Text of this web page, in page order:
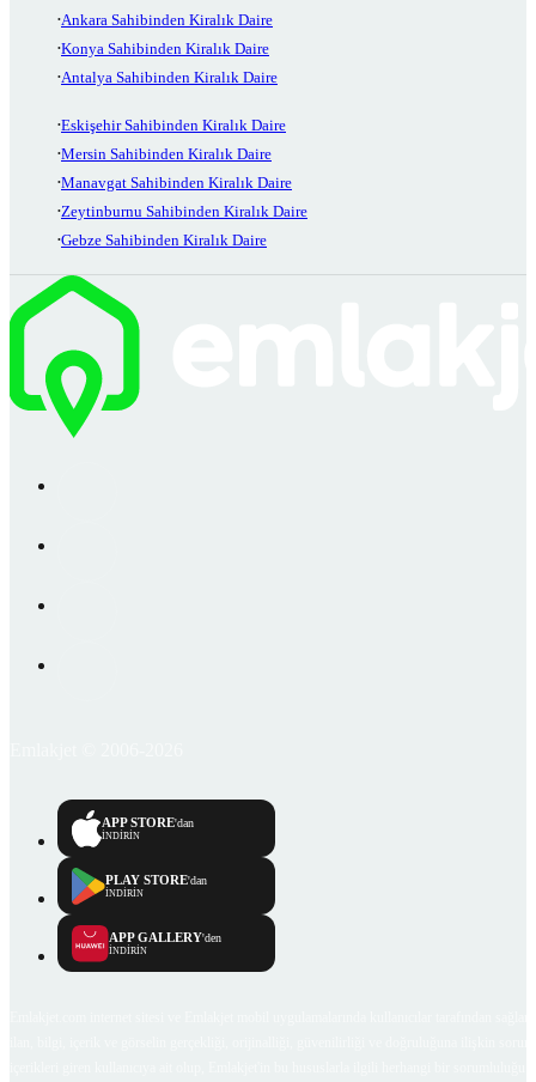
Ankara Sahibinden Kiralık Daire
Konya Sahibinden Kiralık Daire
Antalya Sahibinden Kiralık Daire
Eskişehir Sahibinden Kiralık Daire
Mersin Sahibinden Kiralık Daire
Manavgat Sahibinden Kiralık Daire
Zeytinburnu Sahibinden Kiralık Daire
Gebze Sahibinden Kiralık Daire
APP STORE'dan
İNDİRİN
PLAY STORE'dan
İNDİRİN
APP GALLERY'den
İNDİRİN